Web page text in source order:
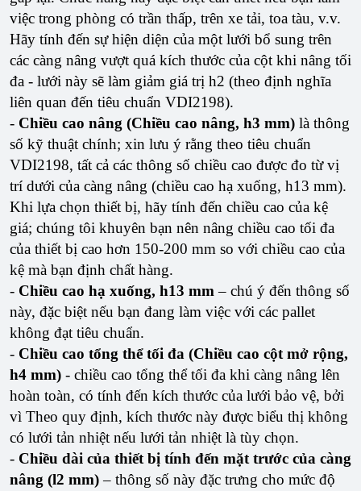
việc trong phòng có trần thấp, trên xe tải, toa tàu, v.v.
Hãy tính đến sự hiện diện của một lưới bổ sung trên
các càng nâng vượt quá kích thước của cột khi nâng tối
đa - lưới này sẽ làm giảm giá trị h2 (theo định nghĩa
liên quan đến tiêu chuẩn VDI2198).
- Chiều cao nâng (Chiều cao nâng, h3 mm) là thông
số kỹ thuật chính; xin lưu ý rằng theo tiêu chuẩn
VDI2198, tất cả các thông số chiều cao được đo từ vị
trí dưới của càng nâng (chiều cao hạ xuống, h13 mm).
Khi lựa chọn thiết bị, hãy tính đến chiều cao của kệ
giá; chúng tôi khuyên bạn nên nâng chiều cao tối đa
của thiết bị cao hơn 150-200 mm so với chiều cao của
kệ mà bạn định chất hàng.
- Chiều cao hạ xuống, h13 mm– chú ý đến thông số
này, đặc biệt nếu bạn đang làm việc với các pallet
không đạt tiêu chuẩn.
- Chiều cao tổng thể tối đa (Chiều cao cột mở rộng,
h4 mm) - chiều cao tổng thể tối đa khi càng nâng lên
hoàn toàn, có tính đến kích thước của lưới bảo vệ, bởi
vì Theo quy định, kích thước này được biểu thị không
có lưới tản nhiệt nếu lưới tản nhiệt là tùy chọn.
- Chiều dài của thiết bị tính đến mặt trước của càng
nâng (l2 mm)– thông số này đặc trưng cho mức độ